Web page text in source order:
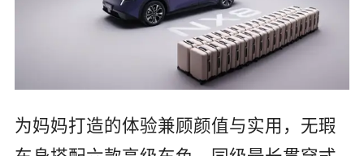
为妈妈打造的体验兼顾颜值与实用，无瑕